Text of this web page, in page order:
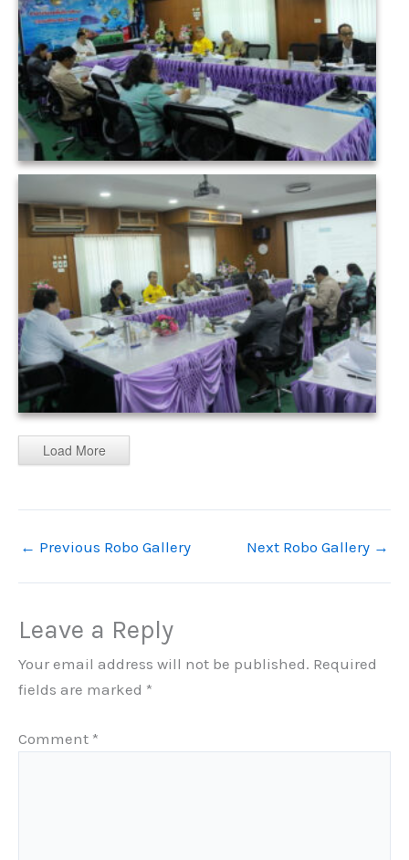
Load More
← Previous Robo Gallery Next Robo Gallery →
Leave a Reply
Your email address will not be published. Required
fields are marked *
Comment *